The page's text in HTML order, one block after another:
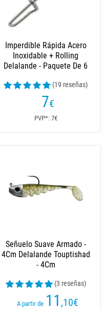
Imperdible Rápida Acero
Inoxidable + Rolling
Delalande - Paquete De 6
(19 reseñas)
7€
PVP*: 7€
Señuelo Suave Armado -
4Cm Delalande Touptishad
- 4Cm
(3 reseñas)
A partir de 11 ,10€